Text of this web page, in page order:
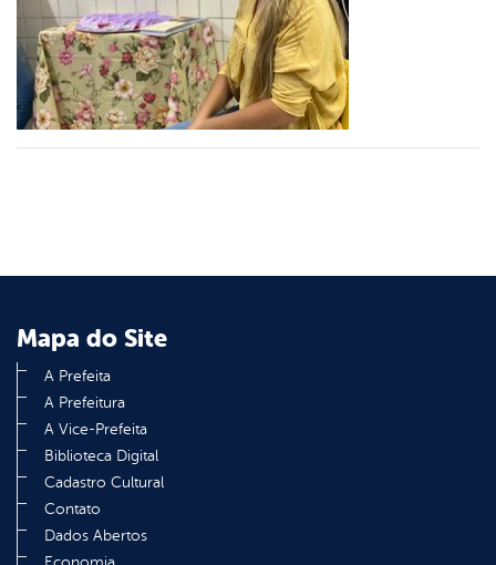
Mapa do Site
A Prefeita
A Prefeitura
A Vice-Prefeita
Biblioteca Digital
Cadastro Cultural
Contato
Dados Abertos